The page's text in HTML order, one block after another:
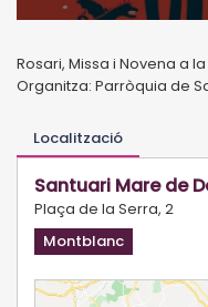
Rosari, Missa i Novena a
Organitza: Parròquia de
Localització
Santuari Mare de
Plaça de la Serra, 2
Montblanc